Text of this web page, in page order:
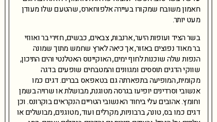
חאמון משובח שמקורו בעיירה אלפוחארס, שהטעם שלו מעודן
מעט יותר.
בשר הציד ועופות היער, ארנבות, צבאים, כבשים, חזירי בר ואווזי
בר מאוד נפוצים באזור, אך כיאה לארץ שחמש מתוך שמונה
הנפות שלה שוכנות לחוף ימים, האוקיינוס האטלנטי והים התיכון,
שווקי הדגים תוססים ומגוונים והמטבחים שופעים בדגה
מקומית, המופיעה בתפארתה גם בטאפאס בברים. דגים כמו
אנשובי וסרדינים יופיעו בגרסה מטוגנת, מבושלת או שרויה בשמן
וחומץ. אהובים עלי ביחוד האנשובי הטריים הנקראים בוקרונס. וכן
דגים כמו בס, טונה, ברבוניות, מקרלים ועוד, מטוגנים, מבושלים או